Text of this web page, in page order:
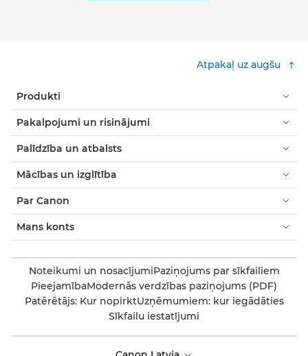
Atpakaļ uz augšu
Produkti
Pakalpojumi un risinājumi
Palīdzība un atbalsts
Mācības un izglītība
Par Canon
Mans konts
Noteikumi un nosacījumiPaziņojums par sīkfailiem
PieejamībaModernās verdzības paziņojums (PDF)
Patērētājs: Kur nopirktUzņēmumiem: kur iegādāties
Sīkfailu iestatījumi